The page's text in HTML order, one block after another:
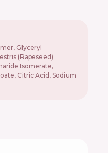
Glyceryl
(Rapeseed)
Isomerate,
Citric Acid, Sodium